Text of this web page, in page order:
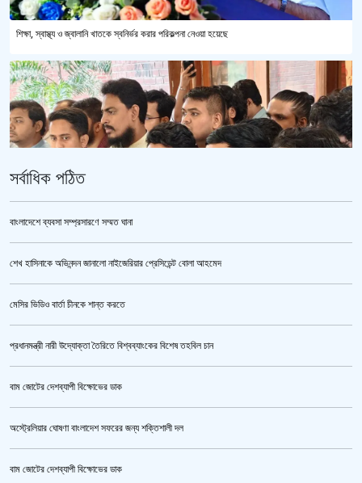
শিক্ষা, স্বাস্থ্য ও জ্বালানি খাতকে স্বনির্ভর করার পরিকল্পনা নেওয়া হয়েছে
ভারতকে ভয় পেয়েই কি ফেলানী ও মোদিবিরোধী আন্দোলনের ছবি সরানো হয়েছে?’
সর্বাধিক পঠিত
বাংলাদেশে ব্যবসা সম্প্রসারণে সম্মত ঘানা
শেখ হাসিনাকে অভিনন্দন জানালো নাইজেরিয়ার প্রেসিডেন্ট বোলা আহমেদ
মেসির ভিডিও বার্তা চীনকে শান্ত করতে
প্রধানমন্ত্রী নারী উদ্যোক্তা তৈরিতে বিশ্বব্যাংকের বিশেষ তহবিল চান
বাম জোটের দেশব্যাপী বিক্ষোভের ডাক
অস্ট্রেলিয়ার ঘোষণা বাংলাদেশ সফরের জন্য শক্তিশালী দল
বাম জোটের দেশব্যাপী বিক্ষোভের ডাক